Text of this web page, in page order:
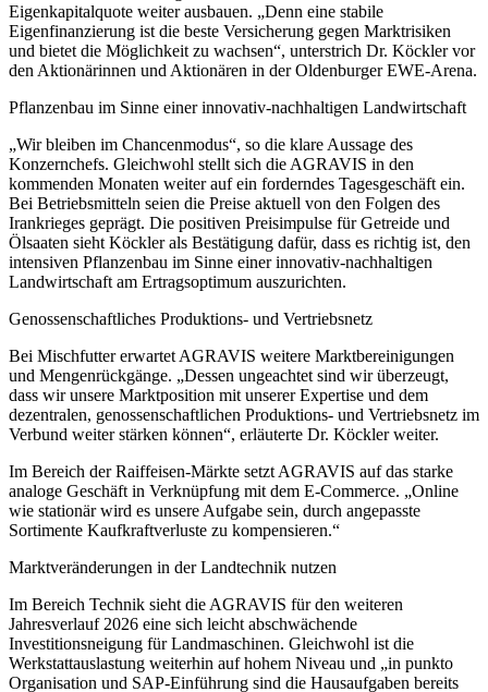
Eigenkapitalquote weiter ausbauen. „Denn eine stabile
Eigenfinanzierung ist die beste Versicherung gegen Marktrisiken
und bietet die Möglichkeit zu wachsen“, unterstrich Dr. Köckler vor
den Aktionärinnen und Aktionären in der Oldenburger EWE-Arena.
Pflanzenbau im Sinne einer innovativ-nachhaltigen Landwirtschaft
„Wir bleiben im Chancenmodus“, so die klare Aussage des
Konzernchefs. Gleichwohl stellt sich die AGRAVIS in den
kommenden Monaten weiter auf ein forderndes Tagesgeschäft ein.
Bei Betriebsmitteln seien die Preise aktuell von den Folgen des
Irankrieges geprägt. Die positiven Preisimpulse für Getreide und
Ölsaaten sieht Köckler als Bestätigung dafür, dass es richtig ist, den
intensiven Pflanzenbau im Sinne einer innovativ-nachhaltigen
Landwirtschaft am Ertragsoptimum auszurichten.
Genossenschaftliches Produktions- und Vertriebsnetz
Bei Mischfutter erwartet AGRAVIS weitere Marktbereinigungen
und Mengenrückgänge. „Dessen ungeachtet sind wir überzeugt,
dass wir unsere Marktposition mit unserer Expertise und dem
dezentralen, genossenschaftlichen Produktions- und Vertriebsnetz im
Verbund weiter stärken können“, erläuterte Dr. Köckler weiter.
Im Bereich der Raiffeisen-Märkte setzt AGRAVIS auf das starke
analoge Geschäft in Verknüpfung mit dem E-Commerce. „Online
wie stationär wird es unsere Aufgabe sein, durch angepasste
Sortimente Kaufkraftverluste zu kompensieren.“
Marktveränderungen in der Landtechnik nutzen
Im Bereich Technik sieht die AGRAVIS für den weiteren
Jahresverlauf 2026 eine sich leicht abschwächende
Investitionsneigung für Landmaschinen. Gleichwohl ist die
Werkstattauslastung weiterhin auf hohem Niveau und „in punkto
Organisation und SAP-Einführung sind die Hausaufgaben bereits